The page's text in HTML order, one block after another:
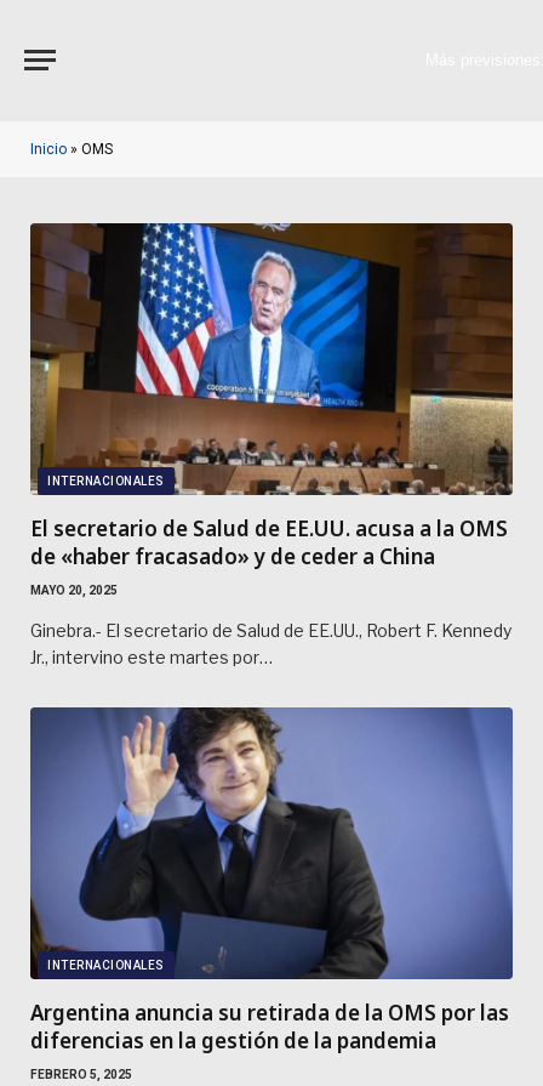
Inicio » OMS
INTERNACIONALES
El secretario de Salud de EE.UU. acusa a la OMS
de «haber fracasado» y de ceder a China
MAYO 20, 2025
Ginebra.- El secretario de Salud de EE.UU., Robert F. Kennedy
Jr., intervino este martes por…
INTERNACIONALES
Argentina anuncia su retirada de la OMS por las
diferencias en la gestión de la pandemia
FEBRERO 5, 2025